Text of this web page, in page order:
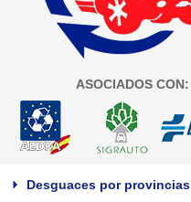
ASOCIADOS CON:
Desguaces por provincias